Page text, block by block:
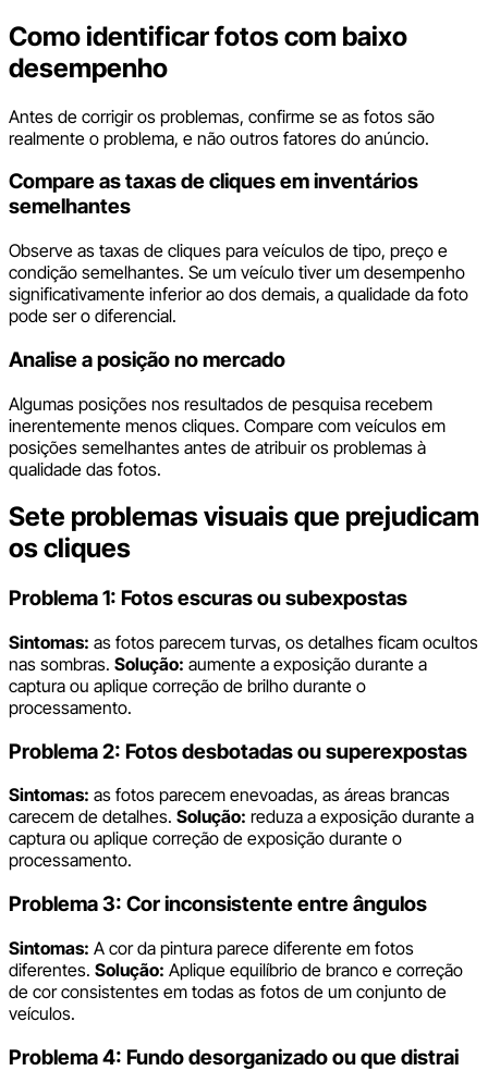
Como identificar fotos com baixo
desempenho
Antes de corrigir os problemas, confirme se as fotos são
realmente o problema, e não outros fatores do anúncio.
Compare as taxas de cliques em inventários
semelhantes
Observe as taxas de cliques para veículos de tipo, preço e
condição semelhantes. Se um veículo tiver um desempenho
significativamente inferior ao dos demais, a qualidade da foto
pode ser o diferencial.
Analise a posição no mercado
Algumas posições nos resultados de pesquisa recebem
inerentemente menos cliques. Compare com veículos em
posições semelhantes antes de atribuir os problemas à
qualidade das fotos.
Sete problemas visuais que prejudicam
os cliques
Problema 1: Fotos escuras ou subexpostas
Sintomas: as fotos parecem turvas, os detalhes ficam ocultos
nas sombras. Solução: aumente a exposição durante a
captura ou aplique correção de brilho durante o
processamento.
Problema 2: Fotos desbotadas ou superexpostas
Sintomas: as fotos parecem enevoadas, as áreas brancas
carecem de detalhes. Solução: reduza a exposição durante a
captura ou aplique correção de exposição durante o
processamento.
Problema 3: Cor inconsistente entre ângulos
Sintomas: A cor da pintura parece diferente em fotos
diferentes. Solução: Aplique equilíbrio de branco e correção
de cor consistentes em todas as fotos de um conjunto de
veículos.
Problema 4: Fundo desorganizado ou que distrai